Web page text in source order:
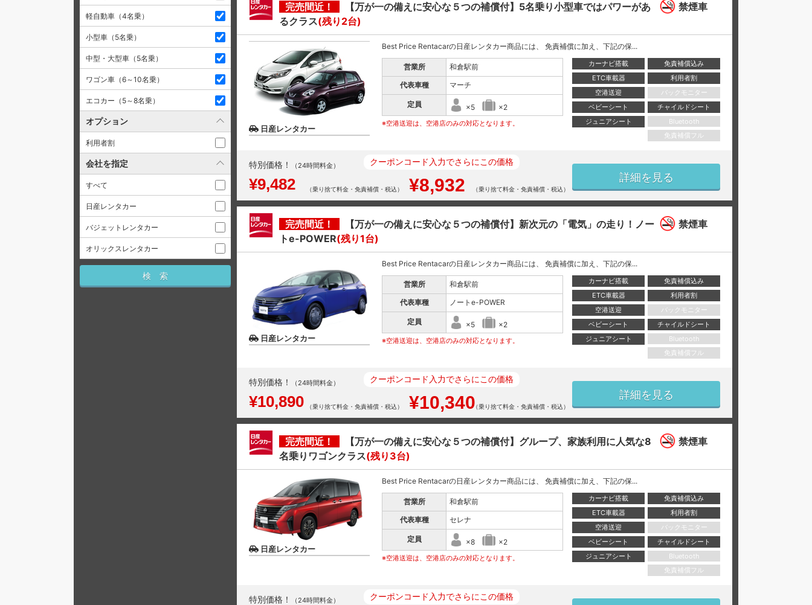
軽自動車（4名乗）
小型車（5名乗）
中型・大型車（5名乗）
ワゴン車（6～10名乗）
エコカー（5～8名乗）
オプション
利用者割
会社を指定
すべて
日産レンタカー
バジェットレンタカー
オリックスレンタカー
完売間近！
【万が一の備えに安心な５つの補償付】5名乗り小型車ではパワーがあ
るクラス(残り2台)
禁煙車
日産レンタカー
Best Price Rentacarの日産レンタカー商品には、 免責補償に加え、下記の保...
営業所
和倉駅前
代表車種
マーチ
定員 ×5 ×2
※空港送迎は、空港店のみの対応となります。
カーナビ搭載
免責補償込み
ETC車載器
利用者割
空港送迎
バックモニター
ベビーシート
チャイルドシート
ジュニアシート
Bluetooth
免責補償フル
特別価格！ （24時間料金）
¥9,482 （乗り捨て料金・免責補償・税込）
クーポンコード入力でさらにこの価格
¥8,932 （乗り捨て料金・免責補償・税込）
詳細を見る
完売間近！
【万が一の備えに安心な５つの補償付】新次元の「電気」の走り！ノー
トe-POWER(残り1台)
禁煙車
日産レンタカー
Best Price Rentacarの日産レンタカー商品には、 免責補償に加え、下記の保...
営業所
和倉駅前
代表車種
ノートe-POWER
定員 ×5 ×2
※空港送迎は、空港店のみの対応となります。
カーナビ搭載
免責補償込み
ETC車載器
利用者割
空港送迎
バックモニター
ベビーシート
チャイルドシート
ジュニアシート
Bluetooth
免責補償フル
特別価格！ （24時間料金）
¥10,890 （乗り捨て料金・免責補償・税込）
クーポンコード入力でさらにこの価格
¥10,340（乗り捨て料金・免責補償・税込）
詳細を見る
完売間近！
【万が一の備えに安心な５つの補償付】グループ、家族利用に人気な8
名乗りワゴンクラス(残り3台)
禁煙車
日産レンタカー
Best Price Rentacarの日産レンタカー商品には、 免責補償に加え、下記の保...
営業所
和倉駅前
代表車種
セレナ
定員 ×8 ×2
※空港送迎は、空港店のみの対応となります。
カーナビ搭載
免責補償込み
ETC車載器
利用者割
空港送迎
バックモニター
ベビーシート
チャイルドシート
ジュニアシート
Bluetooth
免責補償フル
特別価格！ （24時間料金） クーポンコード入力でさらにこの価格